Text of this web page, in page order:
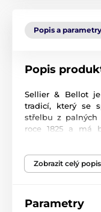
Popis a parametry
Popis
Sellier & Bellot
tradicí, který se
střelbu z palných
roce 1825 a má
Sellier & Bellot
produkty jsou
Zobrazit celý popis
Parametry